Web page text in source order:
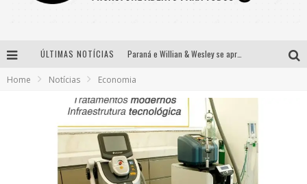
ÚLTIMAS NOTÍCIAS Paraná e Willian & Wesley se apresentam no Carretão Trevo Contagem nesta sexta-feira
Home Notícias Economia